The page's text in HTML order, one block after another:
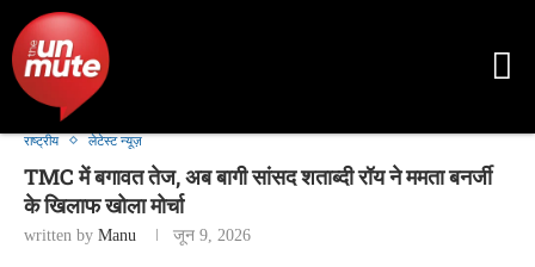
राष्ट्रीय लेटेस्ट न्यूज़
TMC में बगावत तेज, अब बागी सांसद शताब्दी रॉय ने ममता बनर्जी
के खिलाफ खोला मोर्चा
written by Manu जून 9, 2026